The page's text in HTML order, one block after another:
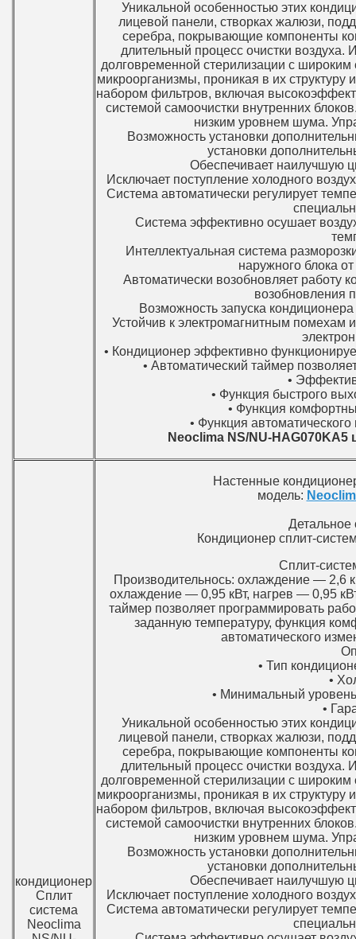
Уникальной особенностью этих
лицевой панели, створках жалюзи,
серебра, покрывающие компоненты
длительный процесс очистки
долговременной стерилизации с
микроорганизмы, проникая в их
набором фильтров, включая
системой самоочистки внутренних
низким уровнем шума.
Возможность установки
установки
Обеспечивает наилучшую
Исключает поступление холодного
Система автоматически регулирует
Система эффективно осушает
Интеллектуальная система
наружного блока
Автоматически возобновляет работу
возобновления
Возможность запуска
Устойчив к электромагнитным помехам
• Кондиционер эффективно
• Автоматический таймер
•
• Функция быстрого
• Функция
• Функция
Neoclima NS/NU-HAG070KA5
кондиционер
Сплит
система
Neoclima
Настенные
модель:
Детальное
Кондиционер сплит-
Сплит-
Производительнось: охлаждение — 2,6
охлаждение — 0,95 кВт, нагрев — 0,95
таймер позволяет программировать
заданную температуру, функция
автоматического
• Тип
•
• Минимальный
•
Уникальной особенностью этих
лицевой панели, створках жалюзи,
серебра, покрывающие компоненты
длительный процесс очистки
долговременной стерилизации с
микроорганизмы, проникая в их
набором фильтров, включая
системой самоочистки внутренних
низким уровнем шума.
Возможность установки
установки
Обеспечивает наилучшую
Исключает поступление холодного
Система автоматически регулирует